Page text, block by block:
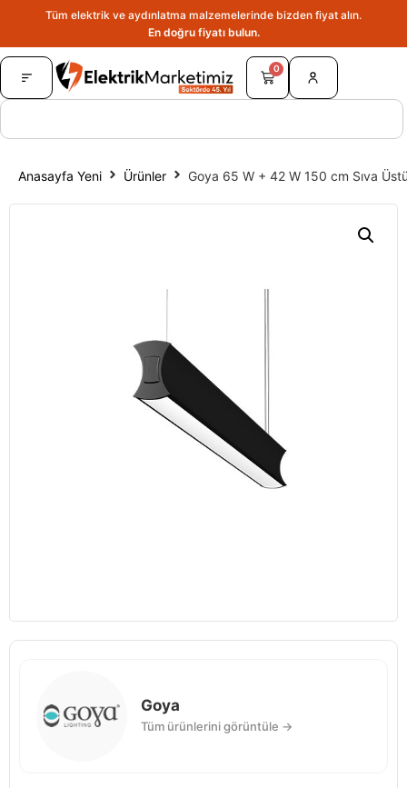
Tüm elektrik ve aydınlatma malzemelerinde bizden fiyat alın.
En doğru fiyatı bulun.
0
Anasayfa Yeni Ürünler Goya 65 W + 42 W 150 cm Sıva
Goya
Tüm ürünlerini görüntüle →